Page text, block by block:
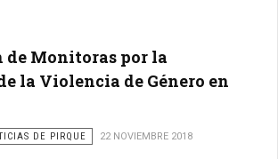
Monitoras por la
la Violencia de Género en
DE PIRQUE
22 NOVIEMBRE 2018